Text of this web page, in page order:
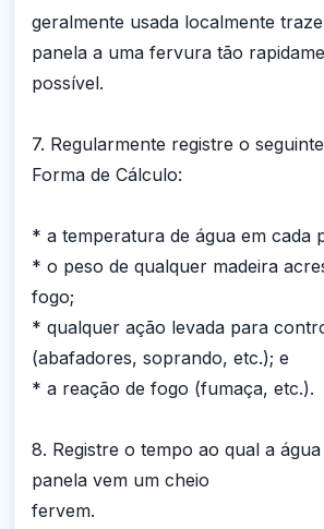
geralmente usada localmente
panela a uma fervura tão
possível.
7. Regularmente registre o
Forma de Cálculo:
* a temperatura de água em cada
* o peso de qualquer madeira
fogo;
* qualquer ação levada para
(abafadores, soprando, etc.); e
* a reação de fogo (fumaça, etc.).
8. Registre o tempo ao qual a
panela vem um cheio
fervem.